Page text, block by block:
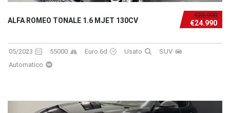
€25.990
€24.990
ALFA ROMEO TONALE 1.6 MJET 130CV
05/2023 55000 Euro 6d Usato
SUV
Automatico